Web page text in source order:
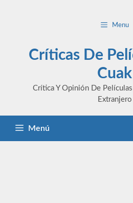
Menu
Críticas De
Cuak
Crítica Y Opinión De
Extranjero
Menú